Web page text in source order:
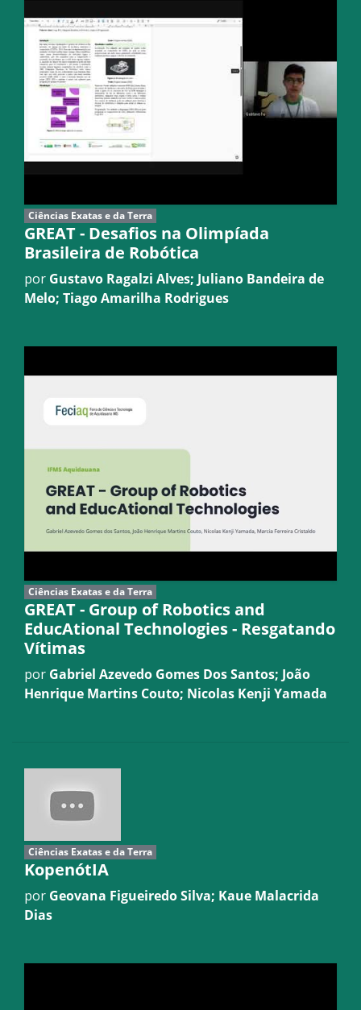
Ciências Exatas e da Terra
GREAT - Desafios na Olimpíada
Brasileira de Robótica
por Gustavo Ragalzi Alves; Juliano Bandeira de
Melo; Tiago Amarilha Rodrigues
Ciências Exatas e da Terra
GREAT - Group of Robotics and
EducAtional Technologies - Resgatando
Vítimas
por Gabriel Azevedo Gomes Dos Santos; João
Henrique Martins Couto; Nicolas Kenji Yamada
Ciências Exatas e da Terra
KopenótIA
por Geovana Figueiredo Silva; Kaue Malacrida
Dias